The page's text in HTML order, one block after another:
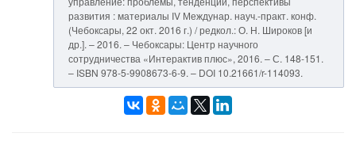
развития : материалы IV Междунар. науч.-практ. конф.
(Чебоксары, 22 окт. 2016 г.) / редкол.: О. Н. Широков [и
др.]. – 2016. – Чебоксары: Центр научного
сотрудничества «Интерактив плюс», 2016. – С. 148-151.
– ISBN 978-5-9908673-6-9. – DOI 10.21661/r-114093.